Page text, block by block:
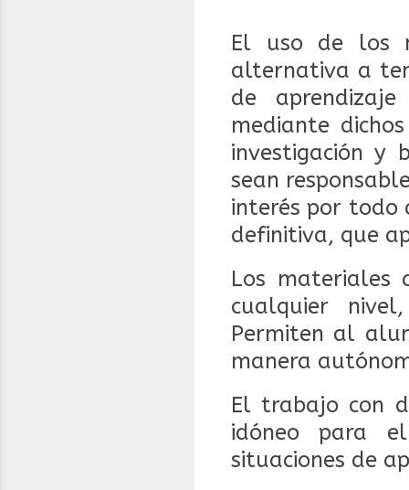
El uso de los
alternativa a
de
mediante
investigación y
sean
interés por todo
definitiva, que
Los materiales
cualquier
Permiten al
manera
El trabajo con
idóneo para
situaciones de